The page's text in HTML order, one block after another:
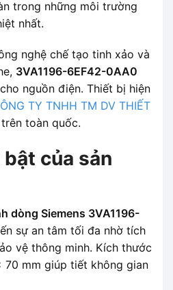
trong những môi trường
nhất.
nghệ chế tạo tinh xảo và
3VA1196-6EF42-0AA0
nguồn điện. Thiết bị hiện
TY TNHH TM DV THIẾT
trên toàn quốc.
của sản
dòng Siemens 3VA1196-
sự an tâm tối đa nhờ tích
vệ thông minh. Kích thước
70 mm giúp tiết không gian